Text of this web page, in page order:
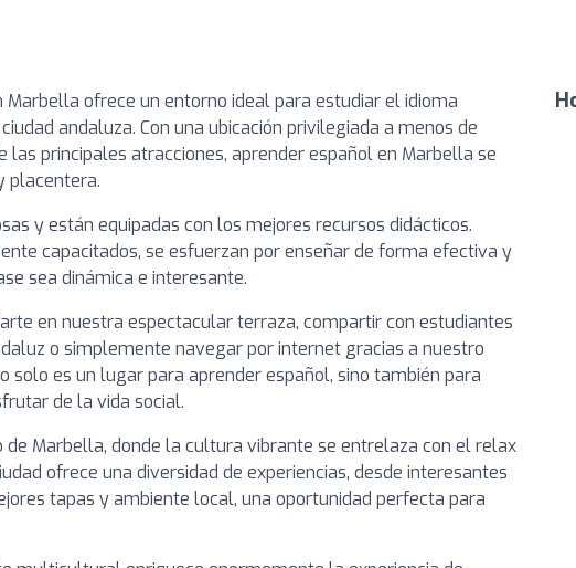
Marbella ofrece un entorno ideal para estudiar el idioma
andaluza. Con una ubicación privilegiada a menos de
las principales atracciones, aprender español en Marbella se
placentera.
y están equipadas con los mejores recursos didácticos.
capacitados, se esfuerzan por enseñar de forma efectiva y
sea dinámica e interesante.
en nuestra espectacular terraza, compartir con estudiantes
o simplemente navegar por internet gracias a nuestro
solo es un lugar para aprender español, sino también para
de la vida social.
Marbella, donde la cultura vibrante se entrelaza con el relax
ofrece una diversidad de experiencias, desde interesantes
tapas y ambiente local, una oportunidad perfecta para